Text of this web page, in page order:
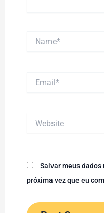
Salvar meus
próxima vez que eu